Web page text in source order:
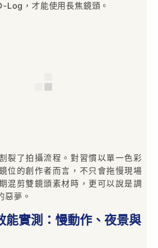
Log，才能使用長焦鏡頭。
裂了拍攝流程。對習慣以單一色彩
位的創作者而言，不只會拖慢現場
混剪雙鏡頭素材時，更可以說是調
惡夢。
能實測：慢動作、夜景與